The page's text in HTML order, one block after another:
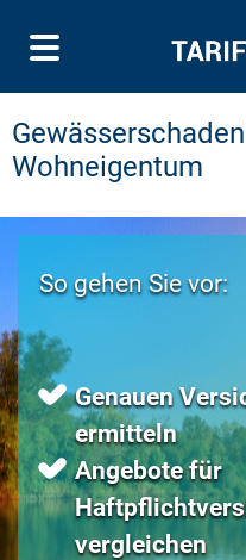
Wohneigentum
So gehen Sie vor:
Genauen
ermitteln
Angebote für
vergleichen